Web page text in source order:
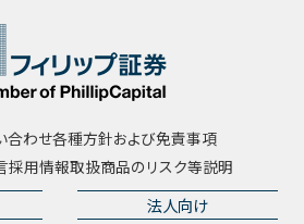
合わせ各種方針および免責事項
採用情報取扱商品のリスク等説明
法人向け